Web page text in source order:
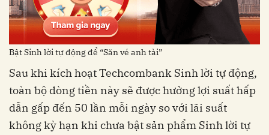
Bật Sinh lời tự động để “Săn vé anh tài”
Sau khi kích hoạt Techcombank Sinh lời tự động,
toàn bộ dòng tiền này sẽ được hưởng lợi suất hấp
dẫn gấp đến 50 lần mỗi ngày so với lãi suất
không kỳ hạn khi chưa bật sản phẩm Sinh lời tự